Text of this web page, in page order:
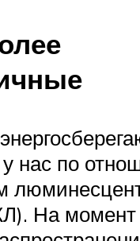
нас по
На момент